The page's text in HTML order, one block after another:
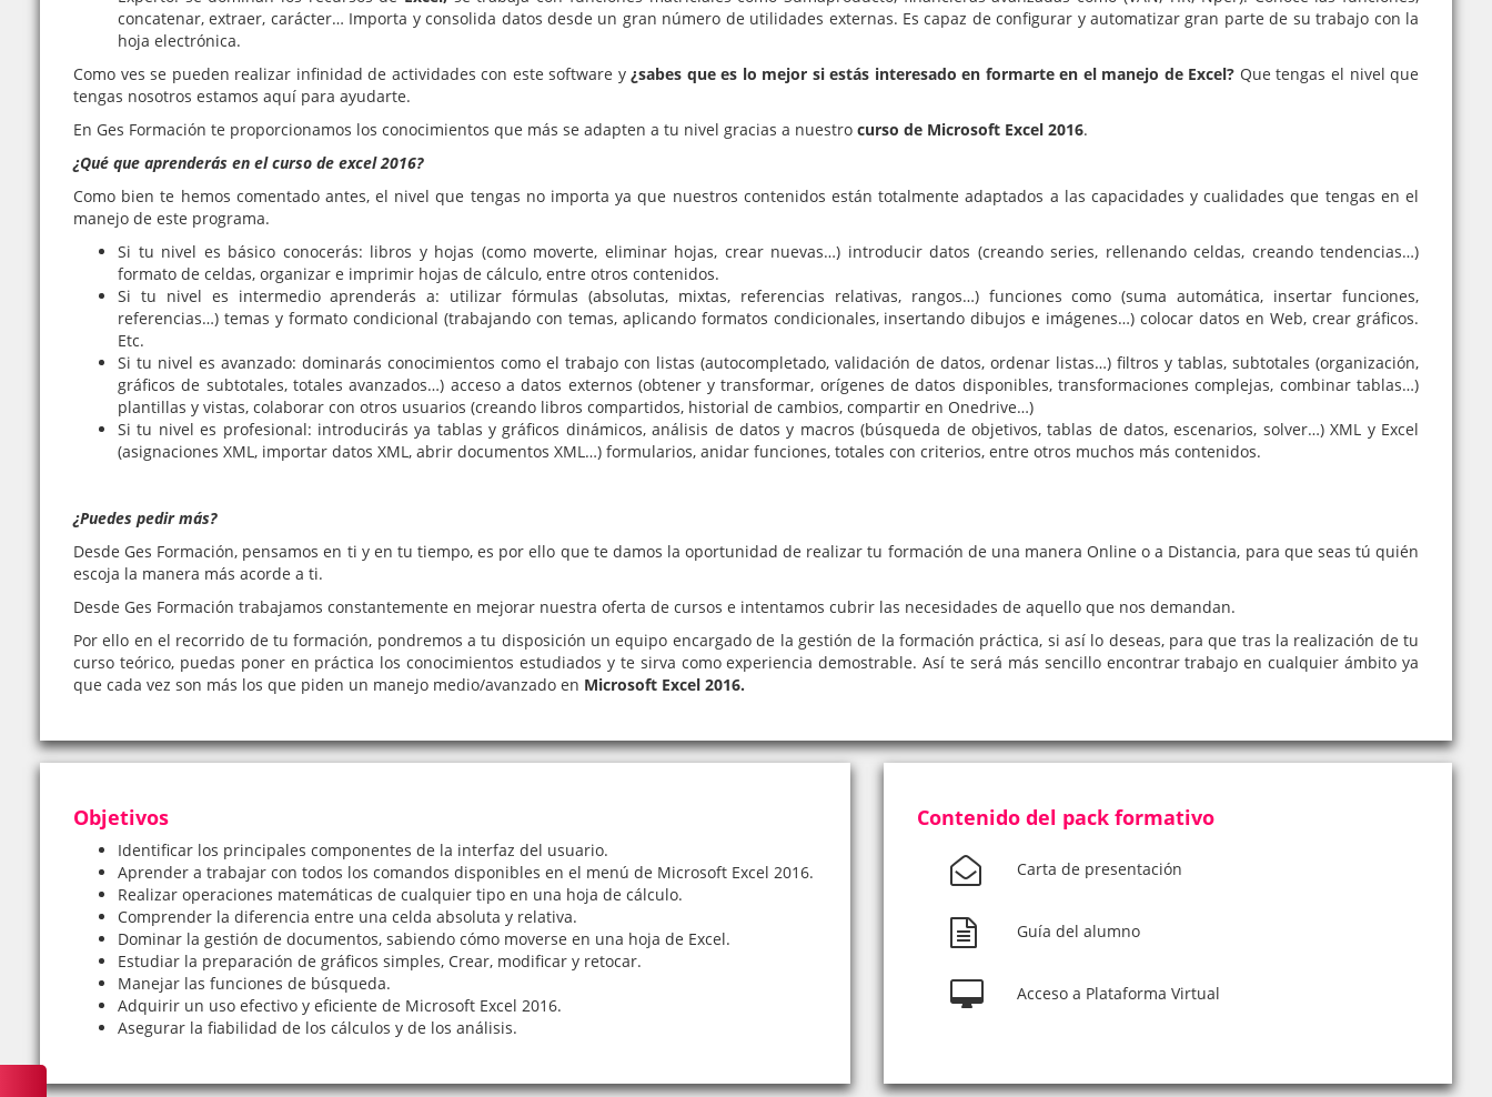
concatenar, extraer, carácter… Importa y consolida datos desde un gran número de utilidades externas. Es capaz de configurar y automatizar gran parte de su trabajo con la
hoja electrónica.
Como ves se pueden realizar infinidad de actividades con este software y¿sabes que es lo mejor si estás interesado en formarte en el manejo de Excel? Que tengas el nivel que
tengas nosotros estamos aquí para ayudarte.
En Ges Formación te proporcionamos los conocimientos que más se adapten a tu nivel gracias a nuestro curso de Microsoft Excel 2016.
¿Qué que aprenderás en el curso de excel 2016?
Como bien te hemos comentado antes, el nivel que tengas no importa ya que nuestros contenidos están totalmente adaptados a las capacidades y cualidades que tengas en el
manejo de este programa.
Si tu nivel es básico conocerás: libros y hojas (como moverte, eliminar hojas, crear nuevas…) introducir datos (creando series, rellenando celdas, creando tendencias…)
formato de celdas, organizar e imprimir hojas de cálculo, entre otros contenidos.
Si tu nivel es intermedio aprenderás a: utilizar fórmulas (absolutas, mixtas, referencias relativas, rangos…) funciones como (suma automática, insertar funciones,
referencias…) temas y formato condicional (trabajando con temas, aplicando formatos condicionales, insertando dibujos e imágenes…) colocar datos en Web, crear gráficos.
Etc.
Si tu nivel es avanzado: dominarás conocimientos como el trabajo con listas (autocompletado, validación de datos, ordenar listas…) filtros y tablas, subtotales (organización,
gráficos de subtotales, totales avanzados…) acceso a datos externos (obtener y transformar, orígenes de datos disponibles, transformaciones complejas, combinar tablas…)
plantillas y vistas, colaborar con otros usuarios (creando libros compartidos, historial de cambios, compartir en Onedrive…)
Si tu nivel es profesional: introducirás ya tablas y gráficos dinámicos, análisis de datos y macros (búsqueda de objetivos, tablas de datos, escenarios, solver…) XML y Excel
(asignaciones XML, importar datos XML, abrir documentos XML…) formularios, anidar funciones, totales con criterios, entre otros muchos más contenidos.
¿Puedes pedir más?
Desde Ges Formación, pensamos en ti y en tu tiempo, es por ello que te damos la oportunidad de realizar tu formación de una manera Online o a Distancia, para que seas tú quién
escoja la manera más acorde a ti.
Desde Ges Formación trabajamos constantemente en mejorar nuestra oferta de cursos e intentamos cubrir las necesidades de aquello que nos demandan.
Por ello en el recorrido de tu formación, pondremos a tu disposición un equipo encargado de la gestión de la formación práctica, si así lo deseas, para que tras la realización de tu
curso teórico, puedas poner en práctica los conocimientos estudiados y te sirva como experiencia demostrable. Así te será más sencillo encontrar trabajo en cualquier ámbito ya
que cada vez son más los que piden un manejo medio/avanzado en Microsoft Excel 2016.
Objetivos
Identificar los principales componentes de la interfaz del usuario.
Aprender a trabajar con todos los comandos disponibles en el menú de Microsoft Excel 2016.
Realizar operaciones matemáticas de cualquier tipo en una hoja de cálculo.
Comprender la diferencia entre una celda absoluta y relativa.
Dominar la gestión de documentos, sabiendo cómo moverse en una hoja de Excel.
Estudiar la preparación de gráficos simples, Crear, modificar y retocar.
Manejar las funciones de búsqueda.
Adquirir un uso efectivo y eficiente de Microsoft Excel 2016.
Asegurar la fiabilidad de los cálculos y de los análisis.
Contenido del pack formativo
Carta de presentación
Guía del alumno
Acceso a Plataforma Virtual